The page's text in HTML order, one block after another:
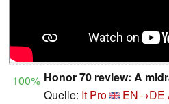
100% Honor 70 review: A
Quelle: It Pro EN→DE